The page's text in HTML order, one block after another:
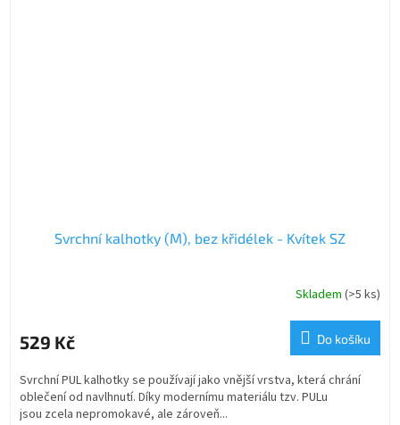
Svrchní kalhotky (M), bez křidélek - Kvítek SZ
Skladem (>5 ks)
529 Kč Do košíku
Svrchní PUL kalhotky se používají jako vnější vrstva, která chrání
oblečení od navlhnutí. Díky modernímu materiálu tzv. PULu
jsou zcela nepromokavé, ale zároveň...